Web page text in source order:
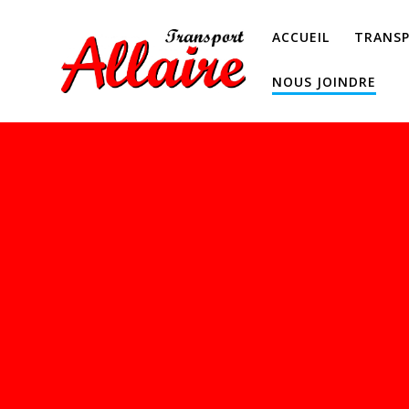
ACCUEIL
NOUS JOINDRE